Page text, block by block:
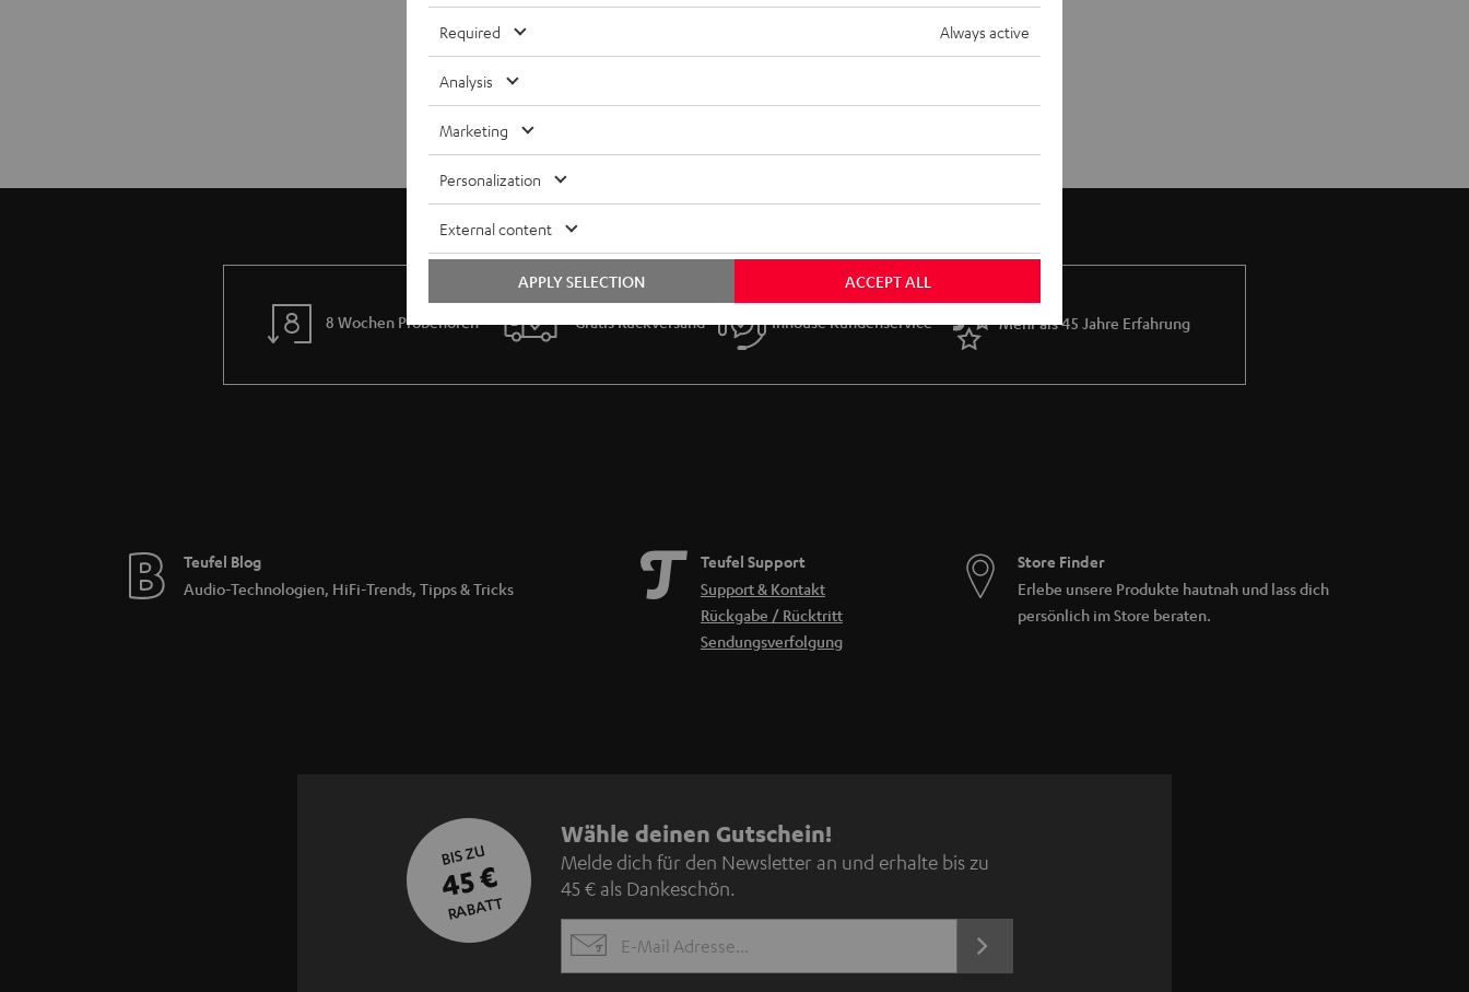
8 Wochen Probehören Gratis Rückversand Inhouse Kundenservice Mehr als 45 Jahre Erfahrung
Teufel Blog
Audio-Technologien, HiFi-Trends, Tipps & Tricks
Teufel Support
Support & Kontakt
Rückgabe / Rücktritt
Sendungsverfolgung
Store Finder
Erlebe unsere Produkte hautnah und lass dich
persönlich im Store beraten.
BIS ZU
45 €
RABATT
N
e
w
s
Wähle deinen Gutschein!
Melde dich für den Newsletter an und erhalte bis zu
45 € als Dankeschön.
EMAIL
JETZT
ANMELDEN
Required Always active
Analysis
Marketing
Personalization
External content
ACCEPT ALL
APPLY SELECTION